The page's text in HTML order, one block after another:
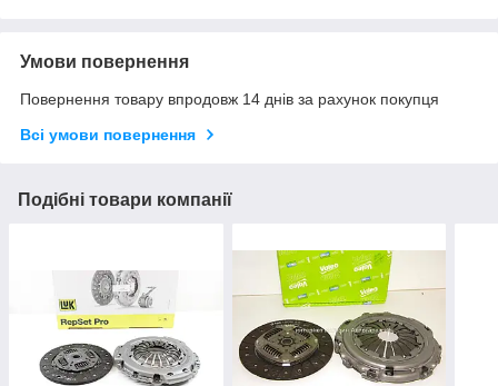
Умови повернення
Повернення товару впродовж 14 днів за рахунок покупця
Всі умови повернення
Подібні товари компанії